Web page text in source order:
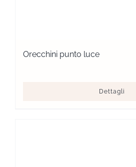
Orecchini punto luce
Dettagli